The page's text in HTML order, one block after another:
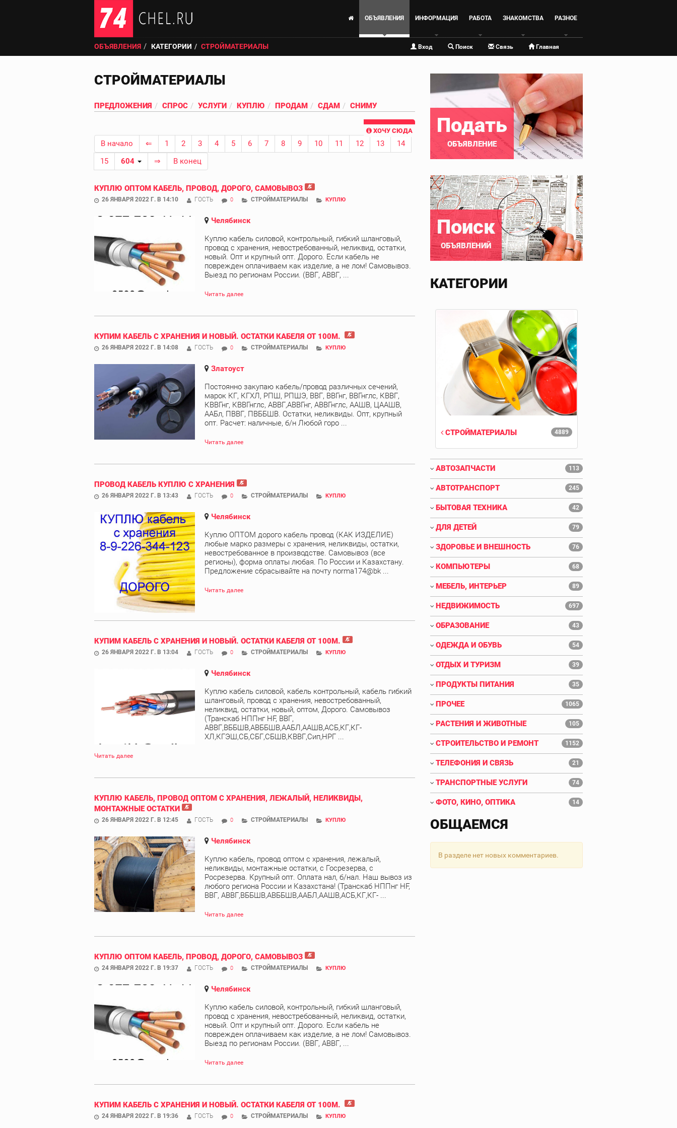
ОБЪЯВЛЕНИЯ ИНФОРМАЦИЯ РАБОТА ЗНАКОМСТВА РАЗНОЕ
ОБЪЯВЛЕНИЯ КАТЕГОРИИ СТРОЙМАТЕРИАЛЫ Вход Поиск Связь Главная
СТРОЙМАТЕРИАЛЫ
ПРЕДЛОЖЕНИЯ СПРОС УСЛУГИ КУПЛЮ ПРОДАМ СДАМ СНИМУ
ХОЧУ СЮДА
В начало ⇐ 1 2 3 4 5 6 7 8 9 10 11 12 13
14
15
604 ⇒ В конец
КУПЛЮ ОПТОМ КАБЕЛЬ, ПРОВОД, ДОРОГО, САМОВЫВОЗ
26 ЯНВАРЯ 2022 Г. В 14:10 ГОСТЬ 0 СТРОЙМАТЕРИАЛЫ КУПЛЮ
Челябинск
Куплю кабель силовой, контрольный, гибкий шланговый,
провод с хранения, невостребованный, неликвид, остатки,
новый. Опт и крупный опт. Дорого. Если кабель не
поврежден оплачиваем как изделие, а не лом! Самовывоз.
Выезд по регионам России. (ВВГ, АВВГ, ...
Читать далее
КУПИМ КАБЕЛЬ С ХРАНЕНИЯ И НОВЫЙ. ОСТАТКИ КАБЕЛЯ ОТ 100М.
26 ЯНВАРЯ 2022 Г. В 14:08 ГОСТЬ 0 СТРОЙМАТЕРИАЛЫ КУПЛЮ
Златоуст
Постоянно закупаю кабель/провод различных сечений,
марок КГ, КГХЛ, РПШ, РПШЭ, ВВГ, ВВГнг, ВВГнглс, КВВГ,
КВВГнг, КВВГнглс, АВВГ,АВВГнг, АВВГнглс, ААШВ, ЦААШВ,
ААБл, ПВВГ, ПВББШВ. Остатки, неликвиды. Опт, крупный
опт. Расчет: наличные, б/н Любой горо ...
Читать далее
ПРОВОД КАБЕЛЬ КУПЛЮ С ХРАНЕНИЯ
26 ЯНВАРЯ 2022 Г. В 13:43 ГОСТЬ 0 СТРОЙМАТЕРИАЛЫ КУПЛЮ
Челябинск
Куплю ОПТОМ дорого кабель провод (КАК ИЗДЕЛИЕ)
любые марко размеры с хранения, неликвиды, остатки,
невостребованное в производстве. Самовывоз (все
регионы), форма оплаты любая. По России и Казахстану.
Предложение сбрасывайте на почту norma174@bk ...
Читать далее
КУПИМ КАБЕЛЬ С ХРАНЕНИЯ И НОВЫЙ. ОСТАТКИ КАБЕЛЯ ОТ 100М.
26 ЯНВАРЯ 2022 Г. В 13:04 ГОСТЬ 0 СТРОЙМАТЕРИАЛЫ КУПЛЮ
Челябинск
Куплю кабель силовой, кабель контрольный, кабель гибкий
шланговый, провод с хранения, невостребованный,
неликвид, остатки, новый, оптом, Дорого. Самовывоз
(Транскаб НППнг HF, ВВГ,
АВВГ,ВББШВ,АВББШВ,ААБЛ,ААШВ,АСБ,КГ,КГ-
ХЛ,КГЭШ,СБ,СБГ,СБШВ,КВВГ,Сип,НРГ ...
Читать далее
КУПЛЮ КАБЕЛЬ, ПРОВОД ОПТОМ С ХРАНЕНИЯ, ЛЕЖАЛЫЙ, НЕЛИКВИДЫ,
МОНТАЖНЫЕ ОСТАТКИ
26 ЯНВАРЯ 2022 Г. В 12:45 ГОСТЬ 0 СТРОЙМАТЕРИАЛЫ КУПЛЮ
Челябинск
Куплю кабель, провод оптом с хранения, лежалый,
неликвиды, монтажные остатки, с Госрезерва, с
Росрезерва. Крупный опт. Оплата нал, б/нал. Наш вывоз из
любого региона России и Казахстана! (Транскаб НППнг HF,
ВВГ, АВВГ,ВББШВ,АВББШВ,ААБЛ,ААШВ,АСБ,КГ,КГ- ...
Читать далее
КУПЛЮ ОПТОМ КАБЕЛЬ, ПРОВОД, ДОРОГО, САМОВЫВОЗ
24 ЯНВАРЯ 2022 Г. В 19:37 ГОСТЬ 0 СТРОЙМАТЕРИАЛЫ КУПЛЮ
Челябинск
Куплю кабель силовой, контрольный, гибкий шланговый,
провод с хранения, невостребованный, неликвид, остатки,
новый. Опт и крупный опт. Дорого. Если кабель не
поврежден оплачиваем как изделие, а не лом! Самовывоз.
Выезд по регионам России. (ВВГ, АВВГ, ...
Читать далее
КУПИМ КАБЕЛЬ С ХРАНЕНИЯ И НОВЫЙ. ОСТАТКИ КАБЕЛЯ ОТ 100М.
24 ЯНВАРЯ 2022 Г. В 19:36 ГОСТЬ 0 СТРОЙМАТЕРИАЛЫ КУПЛЮ
Подать
ОБЪЯВЛЕНИЕ
Поиск
ОБЪЯВЛЕНИЙ
КАТЕГОРИИ
4889
СТРОЙМАТЕРИАЛЫ
АВТОЗАПЧАСТИ 113
АВТОТРАНСПОРТ 245
БЫТОВАЯ ТЕХНИКА 42
ДЛЯ ДЕТЕЙ 79
ЗДОРОВЬЕ И ВНЕШНОСТЬ 76
КОМПЬЮТЕРЫ 68
МЕБЕЛЬ, ИНТЕРЬЕР 89
НЕДВИЖИМОСТЬ 697
ОБРАЗОВАНИЕ 43
ОДЕЖДА И ОБУВЬ 54
ОТДЫХ И ТУРИЗМ 39
ПРОДУКТЫ ПИТАНИЯ 35
ПРОЧЕЕ 1065
РАСТЕНИЯ И ЖИВОТНЫЕ 105
СТРОИТЕЛЬСТВО И РЕМОНТ 1152
ТЕЛЕФОНИЯ И СВЯЗЬ 21
ТРАНСПОРТНЫЕ УСЛУГИ 74
ФОТО, КИНО, ОПТИКА 14
ОБЩАЕМСЯ
В разделе нет новых комментариев.